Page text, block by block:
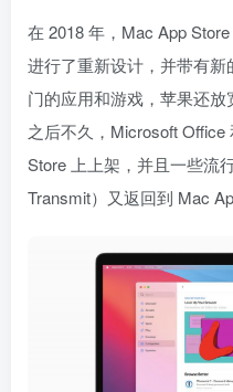
在 2018 年，Mac App
进行了重新设计，并带有新
门的应用和游戏，苹果还
之后不久，Microsoft Office
Store 上上架，并且一些流
Transmit）又返回到 Mac